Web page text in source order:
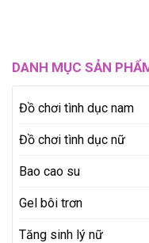
DANH MỤC SẢN
Đồ chơi tình dục nam
Đồ chơi tình dục nữ
Bao cao su
Gel bôi trơn
Tăng sinh lý nữ